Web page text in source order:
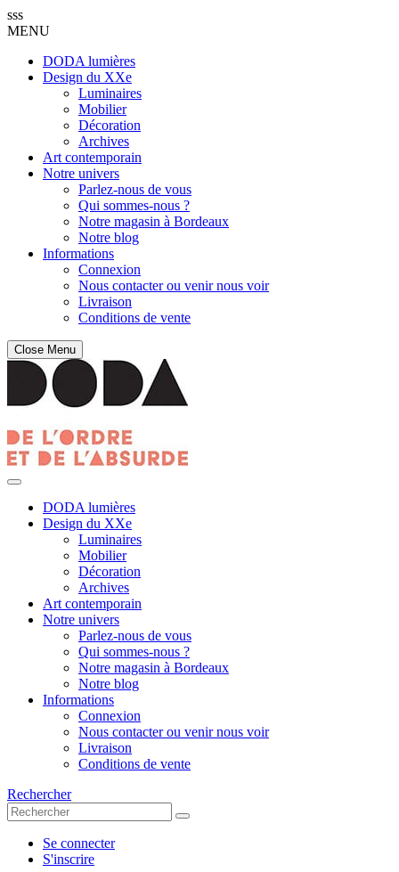
sss
MENU
DODA lumières
Design du XXe
Luminaires
Mobilier
Décoration
Archives
Art contemporain
Notre univers
Parlez-nous de vous
Qui sommes-nous ?
Notre magasin à Bordeaux
Notre blog
Informations
Connexion
Nous contacter ou venir nous voir
Livraison
Conditions de vente
Close Menu
DODA lumières
Design du XXe
Luminaires
Mobilier
Décoration
Archives
Art contemporain
Notre univers
Parlez-nous de vous
Qui sommes-nous ?
Notre magasin à Bordeaux
Notre blog
Informations
Connexion
Nous contacter ou venir nous voir
Livraison
Conditions de vente
Rechercher
Se connecter
S'inscrire